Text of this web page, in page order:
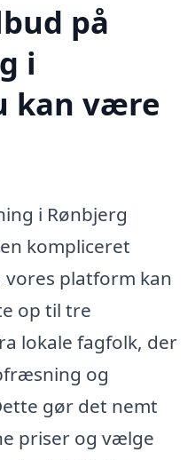
på
i
kan være
i Rønbjerg
kompliceret
platform kan
op til tre
lokale fagfolk, der
og
gør det nemt
priser og vælge